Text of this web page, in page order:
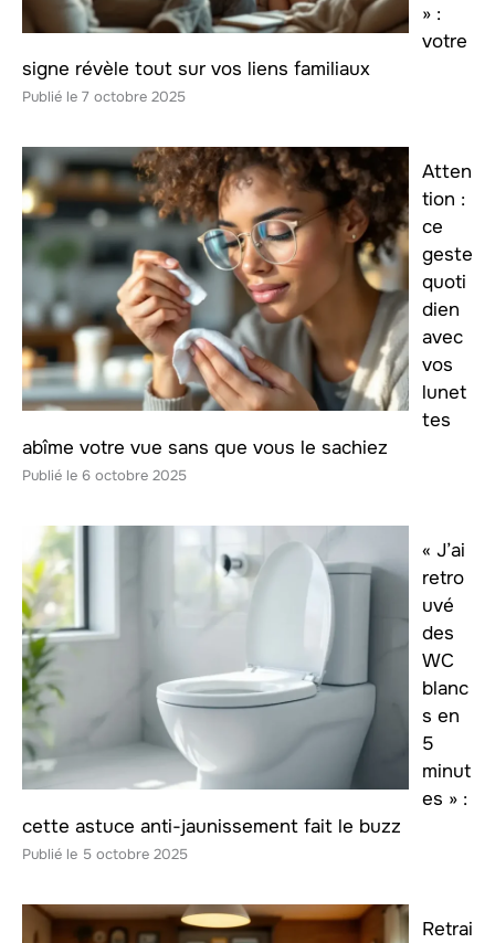
» :
votre
signe révèle tout sur vos liens familiaux
7 octobre 2025
Atten
tion :
ce
geste
quoti
dien
avec
vos
lunet
tes
abîme votre vue sans que vous le sachiez
6 octobre 2025
« J’ai
retro
uvé
des
WC
blanc
s en
5
minut
es » :
cette astuce anti-jaunissement fait le buzz
5 octobre 2025
Retrai